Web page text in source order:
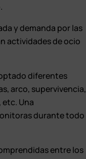
y demanda por las
actividades de ocio
diferentes
arco, supervivencia,
Una
durante todo
entre los